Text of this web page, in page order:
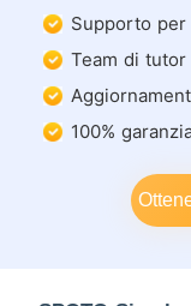
Supporto
Team di
100%